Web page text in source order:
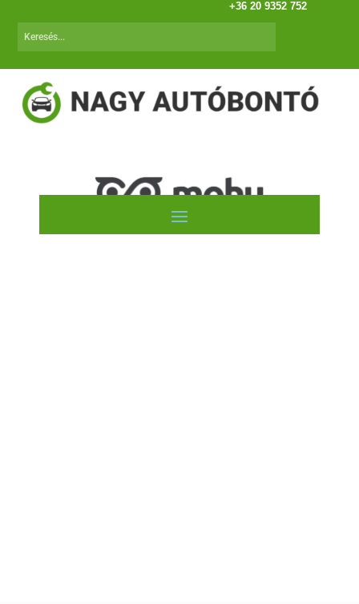
+36 20 9352 752